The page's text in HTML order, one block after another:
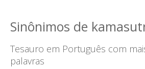
Sinônimos de
Tesauro em Português com
palavras